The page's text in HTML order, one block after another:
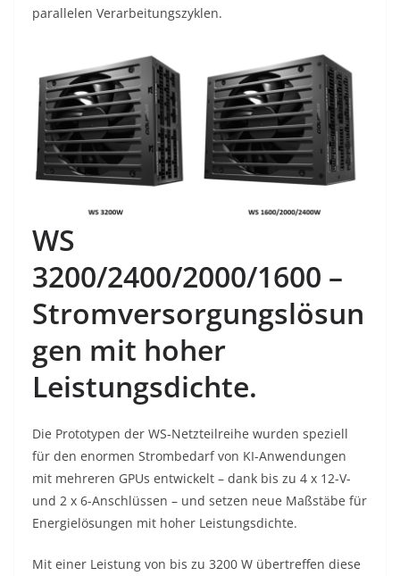
parallelen Verarbeitungszyklen.
WS
3200/2400/2000/1600 –
Stromversorgungslösun
gen mit hoher
Leistungsdichte.
Die Prototypen der WS-Netzteilreihe wurden speziell
für den enormen Strombedarf von KI-Anwendungen
mit mehreren GPUs entwickelt – dank bis zu 4 x 12-V-
und 2 x 6-Anschlüssen – und setzen neue Maßstäbe für
Energielösungen mit hoher Leistungsdichte.
Mit einer Leistung von bis zu 3200 W übertreffen diese